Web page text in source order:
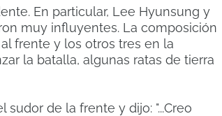
En particular, Lee Hyunsung y
muy influyentes. La composición
frente y los otros tres en la
la batalla, algunas ratas de tierra
de la frente y dijo: "...Creo